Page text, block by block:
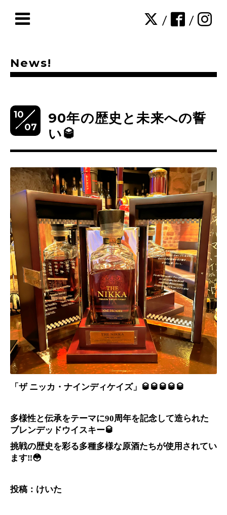
/ /
News!
10
07
90年の歴史と未来への誓
い🥃
「ザ ニッカ・ナインディケイズ」🥃🥃🥃🥃🥃
多様性と伝承をテーマに90周年を記念して造られた
ブレンデッドウイスキー🥃
挑戦の歴史を彩る多種多様な原酒たちが使用されてい
ます‼️😳
投稿：けいた